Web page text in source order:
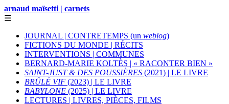
arnaud maïsetti | carnets
☰
JOURNAL | CONTRETEMPS (un weblog)
FICTIONS DU MONDE | RÉCITS
INTERVENTIONS | COMMUNES
BERNARD-MARIE KOLTÈS | « RACONTER BIEN »
SAINT-JUST & DES POUSSIÈRES (2021) | LE LIVRE
BRÛLÉ VIF (2023) | LE LIVRE
BABYLONE (2025) | LE LIVRE
LECTURES | LIVRES, PIÈCES, FILMS